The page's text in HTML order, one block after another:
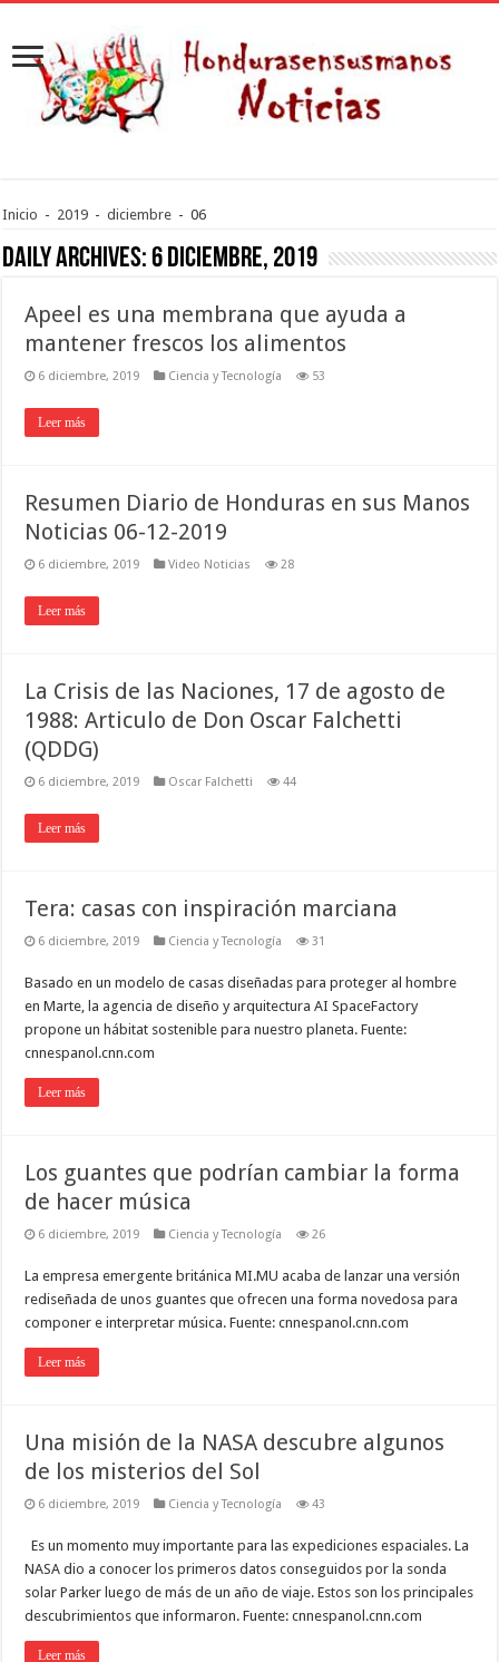
Inicio - 2019 - diciembre - 06
Daily Archives:6 diciembre, 2019
Apeel es una membrana que ayuda a
mantener frescos los alimentos
6 diciembre, 2019 Ciencia y Tecnología 53
Leer más
Resumen Diario de Honduras en sus Manos
Noticias 06-12-2019
6 diciembre, 2019 Video Noticias 28
Leer más
La Crisis de las Naciones, 17 de agosto de
1988: Articulo de Don Oscar Falchetti
(QDDG)
6 diciembre, 2019 Oscar Falchetti 44
Leer más
Tera: casas con inspiración marciana
6 diciembre, 2019 Ciencia y Tecnología 31
Basado en un modelo de casas diseñadas para proteger al hombre
en Marte, la agencia de diseño y arquitectura AI SpaceFactory
propone un hábitat sostenible para nuestro planeta. Fuente:
cnnespanol.cnn.com
Leer más
Los guantes que podrían cambiar la forma
de hacer música
6 diciembre, 2019 Ciencia y Tecnología 26
La empresa emergente británica MI.MU acaba de lanzar una versión
rediseñada de unos guantes que ofrecen una forma novedosa para
componer e interpretar música. Fuente: cnnespanol.cnn.com
Leer más
Una misión de la NASA descubre algunos
de los misterios del Sol
6 diciembre, 2019 Ciencia y Tecnología 43
Es un momento muy importante para las expediciones espaciales. La
NASA dio a conocer los primeros datos conseguidos por la sonda
solar Parker luego de más de un año de viaje. Estos son los principales
descubrimientos que informaron. Fuente: cnnespanol.cnn.com
Leer más